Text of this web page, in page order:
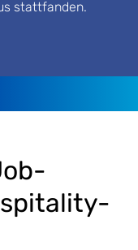
stattfanden.